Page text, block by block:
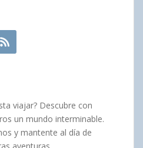
viajar? Descubre con
un mundo interminable.
y mantente al día de